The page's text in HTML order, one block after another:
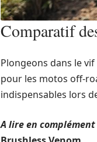
Comparatif
Plongeons dans le
pour les motos off-
indispensables lors
A lire en